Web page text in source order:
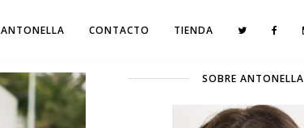
ANTONELLA CONTACTO TIENDA
SOBRE ANTONELLA